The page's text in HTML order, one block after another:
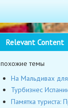
Relevant Content
похожие темы
На Мальдивах
Турбизнес
Памятка туриста: